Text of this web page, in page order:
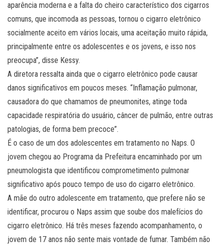
aparência moderna e a falta do cheiro característico dos cigarros
comuns, que incomoda as pessoas, tornou o cigarro eletrônico
socialmente aceito em vários locais, uma aceitação muito rápida,
principalmente entre os adolescentes e os jovens, e isso nos
preocupa”, disse Kessy.
A diretora ressalta ainda que o cigarro eletrônico pode causar
danos significativos em poucos meses. “Inflamação pulmonar,
causadora do que chamamos de pneumonites, atinge toda
capacidade respiratória do usuário, câncer de pulmão, entre outras
patologias, de forma bem precoce”.
É o caso de um dos adolescentes em tratamento no Naps. O
jovem chegou ao Programa da Prefeitura encaminhado por um
pneumologista que identificou comprometimento pulmonar
significativo após pouco tempo de uso do cigarro eletrônico.
A mãe do outro adolescente em tratamento, que prefere não se
identificar, procurou o Naps assim que soube dos malefícios do
cigarro eletrônico. Há três meses fazendo acompanhamento, o
jovem de 17 anos não sente mais vontade de fumar. Também não